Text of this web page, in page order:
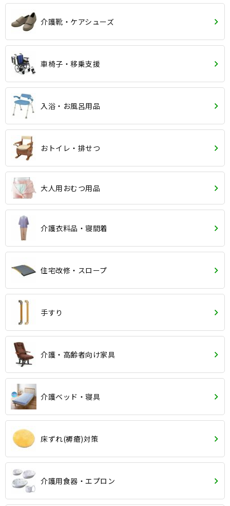
介護靴・ケアシューズ
車椅子・移乗支援
入浴・お風呂用品
おトイレ・排せつ
大人用おむつ用品
介護衣料品・寝間着
住宅改修・スロープ
手すり
介護・高齢者向け家具
介護ベッド・寝具
床ずれ(褥瘡)対策
介護用食器・エプロン